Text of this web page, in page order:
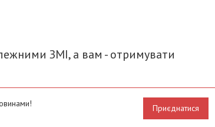
ЗМІ, а вам - отримувати
Приєднатися